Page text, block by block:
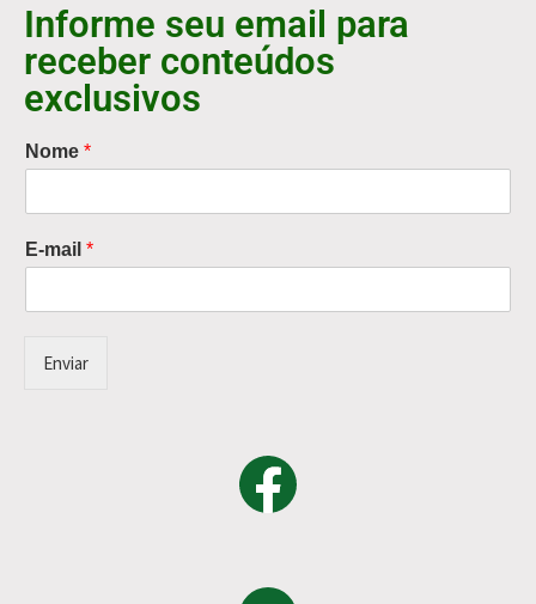
Informe seu email para
receber conteúdos
exclusivos
Nome *
E-mail *
Enviar